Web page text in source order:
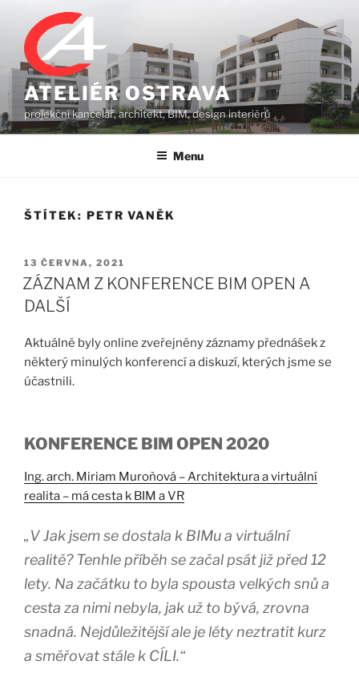
obsahu
webu
ATELIÉR OSTRAVA
projekční kancelář, architekt, BIM, design interiérů
Menu
ŠTÍTEK: PETR VANĚK
PUBLIKOVÁNO
13 ČERVNA, 2021
ZÁZNAM Z KONFERENCE BIM OPEN A
DALŠÍ
Aktuálně byly online zveřejněny záznamy přednášek z
některý minulých konferencí a diskuzí, kterých jsme se
účastnili.
KONFERENCE BIM OPEN 2020
Ing. arch. Miriam Muroňová – Architektura a virtuální
realita – má cesta k BIM a VR
„V Jak jsem se dostala k BIMu a virtuální
realitě? Tenhle příběh se začal psát již před 12
lety. Na začátku to byla spousta velkých snů a
cesta za nimi nebyla, jak už to bývá, zrovna
snadná. Nejdůležitější ale je léty neztratit kurz
a směřovat stále k CÍLI.“